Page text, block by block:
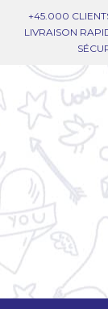
+45.000
LIVRAISON